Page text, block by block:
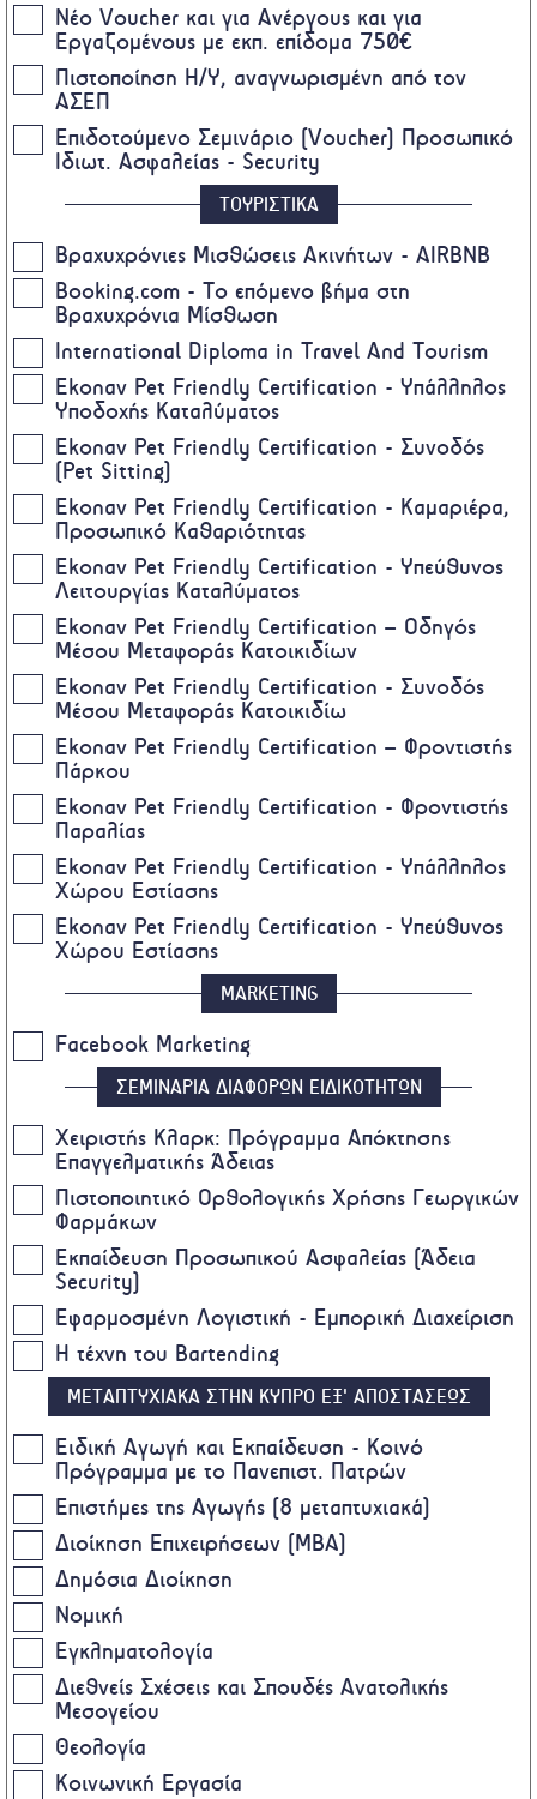
Νέο Voucher και για Ανέργους και για
Εργαζομένους με εκπ. επίδομα 750€
Πιστοποίηση Η/Υ, αναγνωρισμένη από τον
ΑΣΕΠ
Επιδοτούμενο Σεμινάριο (Voucher) Προσωπικό
Ιδιωτ. Ασφαλείας - Security
ΤΟΥΡΙΣΤΙΚΑ
Βραχυχρόνιες Μισθώσεις Ακινήτων - AIRBNB
Booking.com - Το επόμενο βήμα στη
Βραχυχρόνια Μίσθωση
International Diploma in Travel And Tourism
Ekonav Pet Friendly Certification - Υπάλληλος
Υποδοχής Καταλύματος
Ekonav Pet Friendly Certification - Συνοδός
(Pet Sitting)
Ekonav Pet Friendly Certification - Καμαριέρα,
Προσωπικό Καθαριότητας
Ekonav Pet Friendly Certification - Υπεύθυνος
Λειτουργίας Καταλύματος
Ekonav Pet Friendly Certification – Οδηγός
Μέσου Μεταφοράς Κατοικιδίων
Ekonav Pet Friendly Certification - Συνοδός
Μέσου Μεταφοράς Κατοικιδίω
Ekonav Pet Friendly Certification – Φροντιστής
Πάρκου
Ekonav Pet Friendly Certification - Φροντιστής
Παραλίας
Ekonav Pet Friendly Certification - Υπάλληλος
Χώρου Εστίασης
Ekonav Pet Friendly Certification - Υπεύθυνος
Χώρου Εστίασης
MARKETING
Facebook Marketing
ΣΕΜΙΝΑΡΙΑ ΔΙΑΦΟΡΩΝ ΕΙΔΙΚΟΤΗΤΩΝ
Χειριστής Κλαρκ: Πρόγραμμα Απόκτησης
Επαγγελματικής Άδειας
Πιστοποιητικό Ορθολογικής Χρήσης Γεωργικών
Φαρμάκων
Eκπαίδευση Προσωπικού Ασφαλείας (Άδεια
Security)
Εφαρμοσμένη Λογιστική - Εμπορική Διαχείριση
Η τέχνη του Bartending
ΜΕΤΑΠΤΥΧΙΑΚΑ ΣΤΗΝ ΚΥΠΡΟ ΕΞ' ΑΠΟΣΤΑΣΕΩΣ
Ειδική Αγωγή και Εκπαίδευση - Κοινό
Πρόγραμμα με το Πανεπιστ. Πατρών
Επιστήμες της Αγωγής (8 μεταπτυχιακά)
Διοίκηση Επιχειρήσεων (MBA)
Δημόσια Διοίκηση
Νομική
Εγκληματολογία
Διεθνείς Σχέσεις και Σπουδές Ανατολικής
Μεσογείου
Θεολογία
Κοινωνική Εργασία